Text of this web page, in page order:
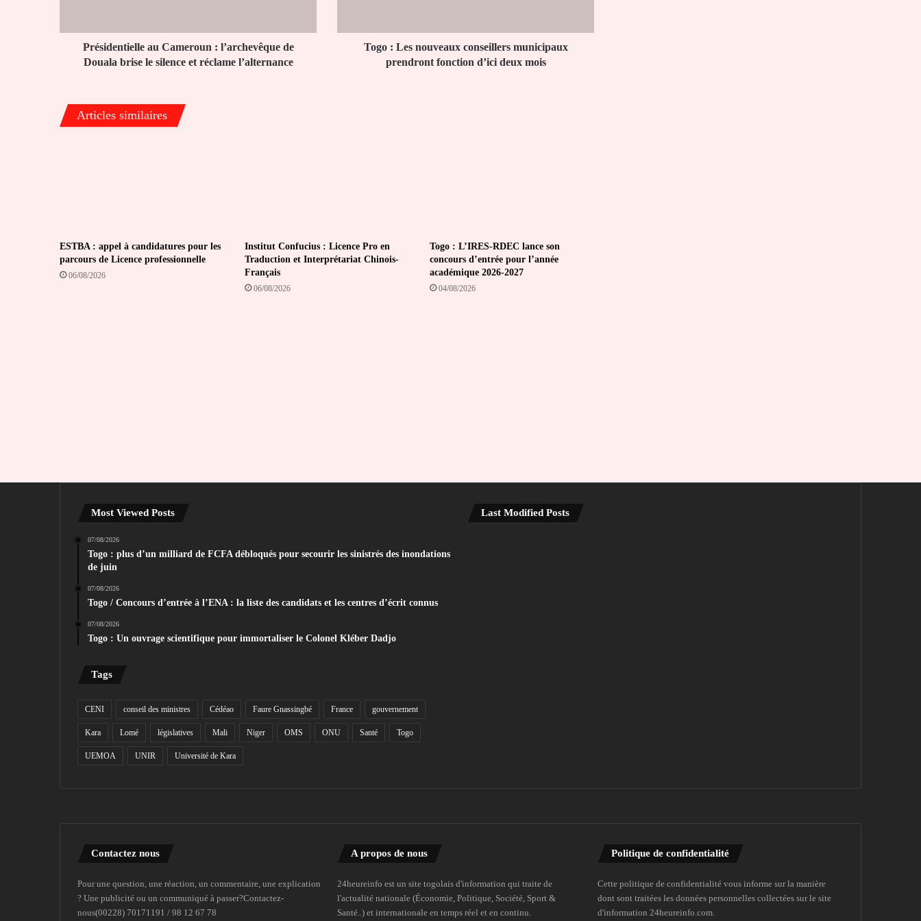
le
silencePrésidentielle au Cameroun : l’archevêque de
Douala brise le silence et réclame l’alternance
d’ici
Togo : Les nouveaux conseillers municipaux
prendront fonction d’ici deux mois
Articles similaires
ESTBA : appel à candidatures pour les
parcours de Licence professionnelle
06/08/2026
Institut Confucius : Licence Pro en
Traduction et Interprétariat Chinois-
Français
06/08/2026
Togo : L’IRES-RDEC lance son
concours d’entrée pour l’année
académique 2026-2027
04/08/2026
Most Viewed Posts
07/08/2026
Togo : plus d’un milliard de FCFA débloqués pour secourir les sinistrés des inondations
de juin
07/08/2026
Togo / Concours d’entrée à l’ENA : la liste des candidats et les centres d’écrit connus
07/08/2026
Togo : Un ouvrage scientifique pour immortaliser le Colonel Kléber Dadjo
Tags
CENI conseil des ministres Cédéao Faure Gnassingbé France gouvernement
Kara Lomé législatives Mali Niger OMS ONU Santé Togo
UEMOA UNIR Université de Kara
Last Modified Posts
Contactez nous
Pour une question, une réaction, un commentaire, une explication
? Une publicité ou un communiqué à passer?Contactez-
nous(00228) 70171191 / 98 12 67 78
A propos de nous
24heureinfo est un site togolais d'information qui traite de
l'actualité nationale (Économie, Politique, Société, Sport &
Santé..) et internationale en temps réel et en continu.
Politique de confidentialité
Cette politique de confidentialité vous informe sur la manière
dont sont traitées les données personnelles collectées sur le site
d'information 24heureinfo.com.